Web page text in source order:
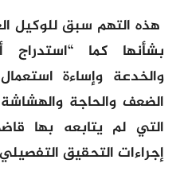
هذه التهم سبق للوكيل
بشأنها كما “استدراج
والخدعة وإساءة
الضعف والحاجة
التي لم يتابعه بها
إجراءات التحقيق